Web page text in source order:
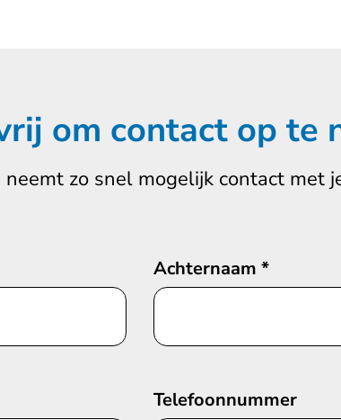
om contact op te
zo snel mogelijk contact met
Achternaam *
Telefoonnummer